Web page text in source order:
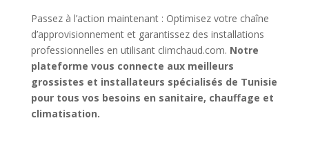
Passez à l’action maintenant : Optimisez votre chaîne
d’approvisionnement et garantissez des installations
professionnelles en utilisant climchaud.com. Notre
plateforme vous connecte aux meilleurs
grossistes et installateurs spécialisés de Tunisie
pour tous vos besoins en sanitaire, chauffage et
climatisation.